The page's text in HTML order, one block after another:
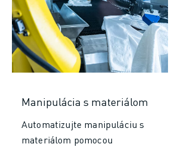
Manipulácia s materiálom
Automatizujte manipuláciu s
materiálom pomocou